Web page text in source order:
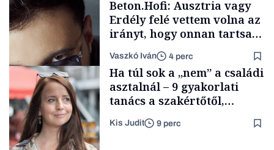
Content Lab HUB
Forbes-sztori
Beton.Hofi: Ausztria vagy
Erdély felé vettem volna az
irányt, hogy onnan tartsam
lélegeztetőgépen a magyar
zenét
Vaszkó Iván 4 perc
Ha túl sok a „nem” a családi
asztalnál – 9 gyakorlati
tanács a szakértőtől,
hogyan legyünk jól etető
szülők
Kis Judit 9 perc